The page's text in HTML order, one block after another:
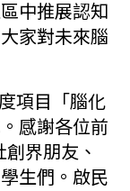
中推展認知
家對未來腦
項目「腦化
感謝各位前
界朋友、
生們。啟民